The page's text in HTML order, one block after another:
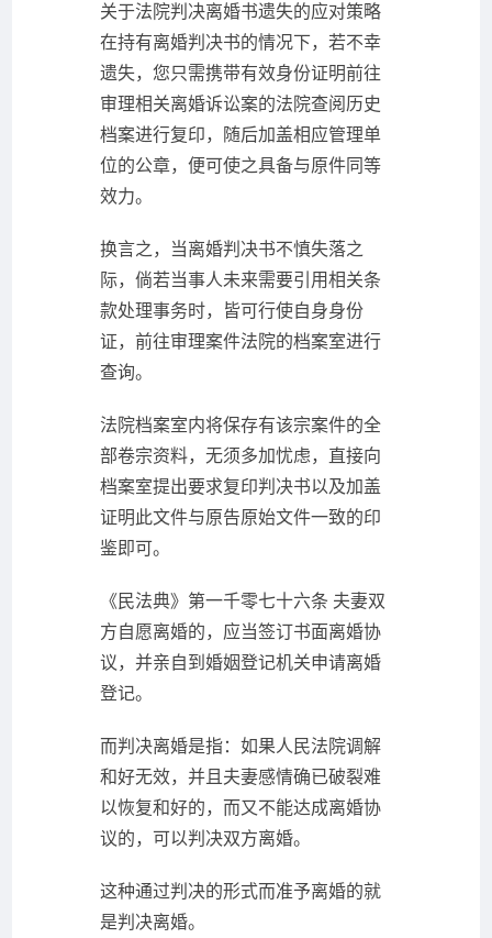
关于法院判决离婚书遗失的应对策略
在持有离婚判决书的情况下，若不幸
遗失，您只需携带有效身份证明前往
审理相关离婚诉讼案的法院查阅历史
档案进行复印，随后加盖相应管理单
位的公章，便可使之具备与原件同等
效力。
换言之，当离婚判决书不慎失落之
际，倘若当事人未来需要引用相关条
款处理事务时，皆可行使自身身份
证，前往审理案件法院的档案室进行
查询。
法院档案室内将保存有该宗案件的全
部卷宗资料，无须多加忧虑，直接向
档案室提出要求复印判决书以及加盖
证明此文件与原告原始文件一致的印
鉴即可。
《民法典》第一千零七十六条 夫妻双
方自愿离婚的，应当签订书面离婚协
议，并亲自到婚姻登记机关申请离婚
登记。
而判决离婚是指：如果人民法院调解
和好无效，并且夫妻感情确已破裂难
以恢复和好的，而又不能达成离婚协
议的，可以判决双方离婚。
这种通过判决的形式而准予离婚的就
是判决离婚。